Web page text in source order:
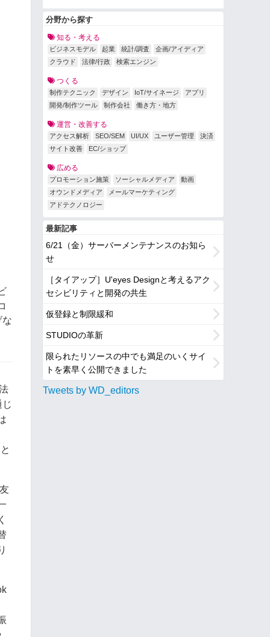
な
分野から探す
知る・考える
ビジネスモデル 起業 統計/調査
企画/アイディア
クラウド
法律/行政 検索エンジン
つくる
制作テクニック デザイン IoT/サイネージ
アプリ
開発/制作ツール
制作会社 働き方・地方
運営・改善する
アクセス解析 SEO/SEM UI/UX ユーザー管理
決済
サイト改善
EC/ショップ
広める
プロモーション施策 ソーシャルメディア
動画
オウンドメディア
メールマーケティング
アドテクノロジー
最新記事
6/21（金）サーバーメンテナンスのお知ら
せ
［タイアップ］U'eyes Designと考えるアク
セシビリティと開発の共生
仮登録と制限緩和
STUDIOの革新
限られたリソースの中でも満足のいくサイ
トを素早く公開できました
Tweets by WD_editors